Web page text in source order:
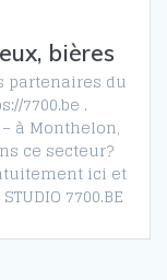
bières
partenaires du
7700.be .
à Monthelon,
ce secteur?
ici et
7700.BE